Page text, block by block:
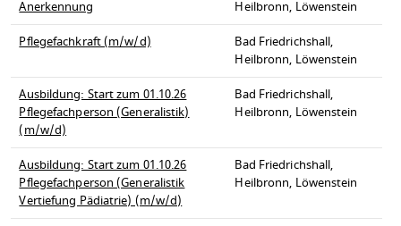
Anerkennung
Heilbronn, Löwenstein
Pflegefachkraft (m/w/d)
Bad Friedrichshall,
Heilbronn, Löwenstein
Ausbildung: Start zum 01.10.26
Pflegefachperson (Generalistik)
(m/w/d)
Bad Friedrichshall,
Heilbronn, Löwenstein
Ausbildung: Start zum 01.10.26
Pflegefachperson (Generalistik
Vertiefung Pädiatrie) (m/w/d)
Bad Friedrichshall,
Heilbronn, Löwenstein